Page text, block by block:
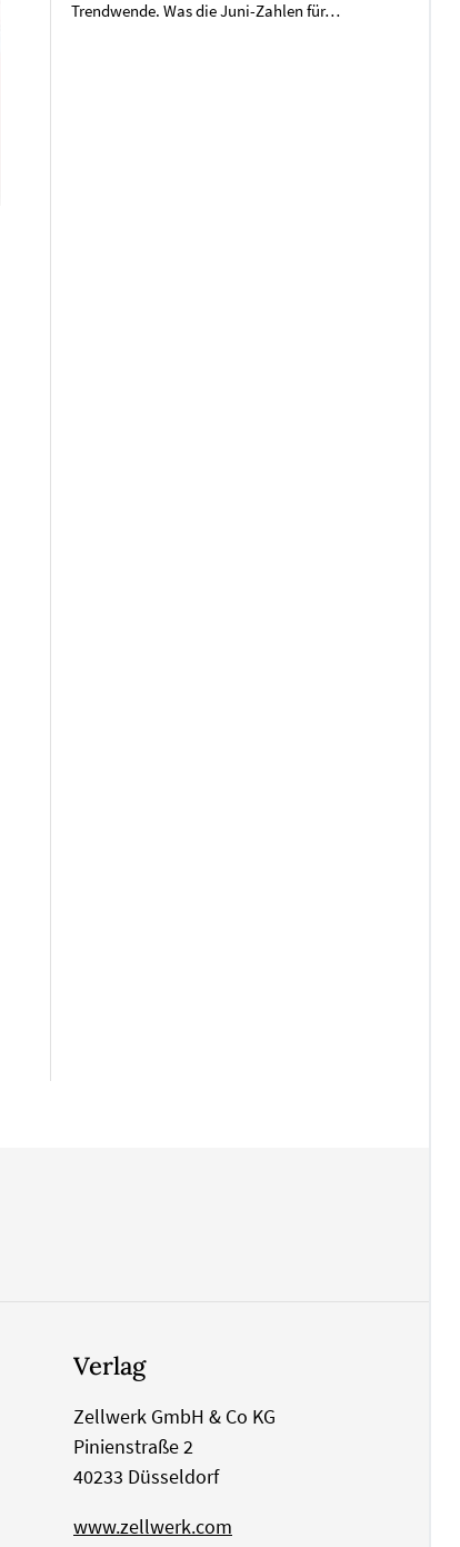
Trendwende. Was die Juni-Zahlen für…
Verlag
Zellwerk GmbH & Co KG
Pinienstraße 2
40233 Düsseldorf
www.zellwerk.com